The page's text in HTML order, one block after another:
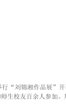
生校友百余人参加